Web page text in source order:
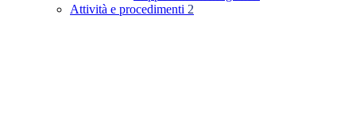
Attività e procedimenti 2